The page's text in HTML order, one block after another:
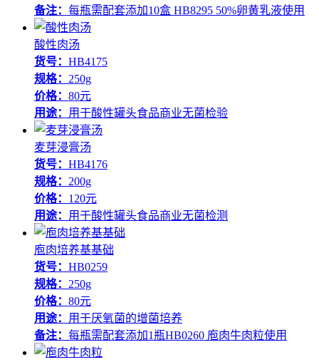
备注： 每瓶需配套添加10盒 HB8295 50%卵黄乳液使用
酸性肉汤
货号： HB4175
规格： 250g
价格： 80元
用途： 用于酸性罐头食品商业无菌检验
麦芽浸膏汤
货号： HB4176
规格： 200g
价格： 120元
用途： 用于酸性罐头食品商业无菌检测
庖肉培养基基础
货号： HB0259
规格： 250g
价格： 80元
用途： 用于厌氧菌的增菌培养
备注： 每瓶需配套添加1瓶HB0260 庖肉牛肉粒使用